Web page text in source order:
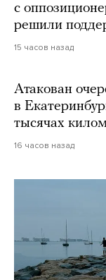
с
решили
15 часов назад
Атакован
в
тысячах
16 часов назад